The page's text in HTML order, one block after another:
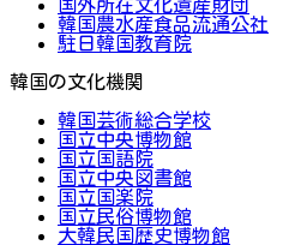
国外所在文化遺産財団
韓国農水産食品流通公社
駐日韓国教育院
韓国の文化機関
韓国芸術総合学校
国立中央博物館
国立国語院
国立中央図書館
国立国楽院
国立民俗博物館
大韓民国歴史博物館